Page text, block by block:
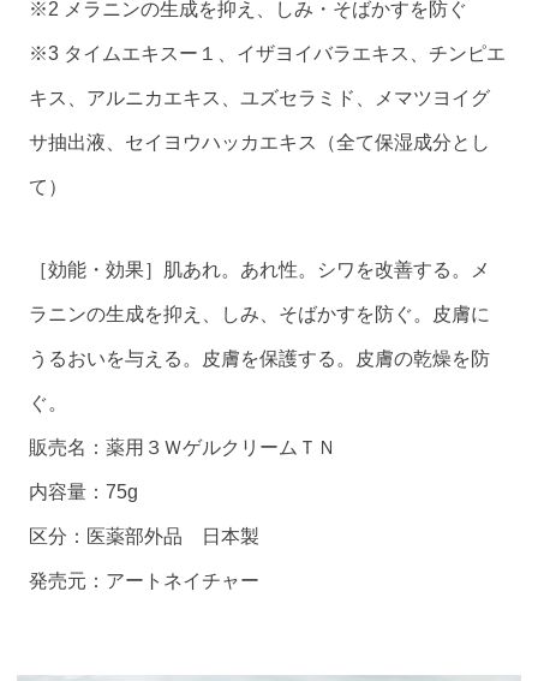
※2 メラニンの生成を抑え、しみ・そばかすを防ぐ
※3 タイムエキスー１、イザヨイバラエキス、チンピエ
キス、アルニカエキス、ユズセラミド、メマツヨイグ
サ抽出液、セイヨウハッカエキス（全て保湿成分とし
て）
［効能・効果］肌あれ。あれ性。シワを改善する。メ
ラニンの生成を抑え、しみ、そばかすを防ぐ。皮膚に
うるおいを与える。皮膚を保護する。皮膚の乾燥を防
ぐ。
販売名：薬用３ＷゲルクリームＴＮ
内容量：75g
区分：医薬部外品 日本製
発売元：アートネイチャー